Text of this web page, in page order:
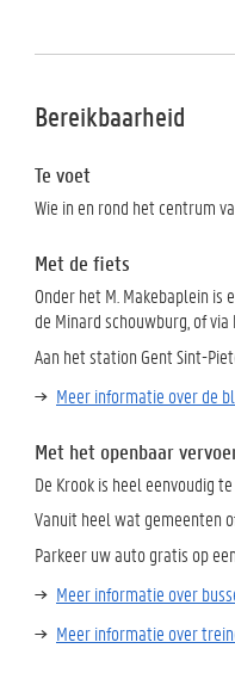
Bereikbaarheid
Te voet
Wie in en rond het centrum
Met de fiets
Onder het M. Makebaplein
de Minard schouwburg, of
Aan het station Gent Sint-
Meer informatie over de
Met het openbaar
De Krook is heel eenvoudig
Vanuit heel wat gemeenten
Parkeer uw auto gratis op
Meer informatie over
Meer informatie over